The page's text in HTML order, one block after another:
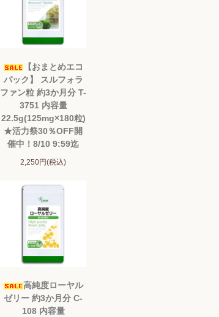
【おまとめエコ
パック】 スルフォラ
ファン粒 約3か月分 T-
3751 内容量
22.5g(125mg×180粒)
★活力祭30％OFF開
催中！8/10 9:59迄
2,250円(税込)
高純度ローヤル
ゼリー 約3か月分 C-
108 内容量